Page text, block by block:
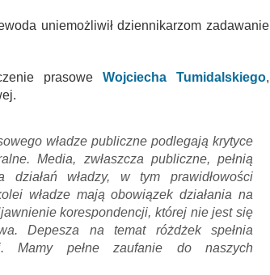
uniemożliwił dziennikarzom zadawanie
prasowe Wojciecha Tumidalskiego,
władze publiczne podlegają krytyce
Media, zwłaszcza publiczne, pełnią
działań władzy, w tym prawidłowości
władze mają obowiązek działania na
korespondencji, której nie jest się
Depesza na temat różdżek spełnia
Mamy pełne zaufanie do naszych